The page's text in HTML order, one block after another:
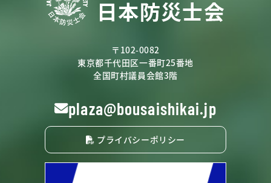
〒102-0082
東京都千代田区一番町25番地
全国町村議員会館3階
plaza@bousaishikai.jp
プライバシーポリシー